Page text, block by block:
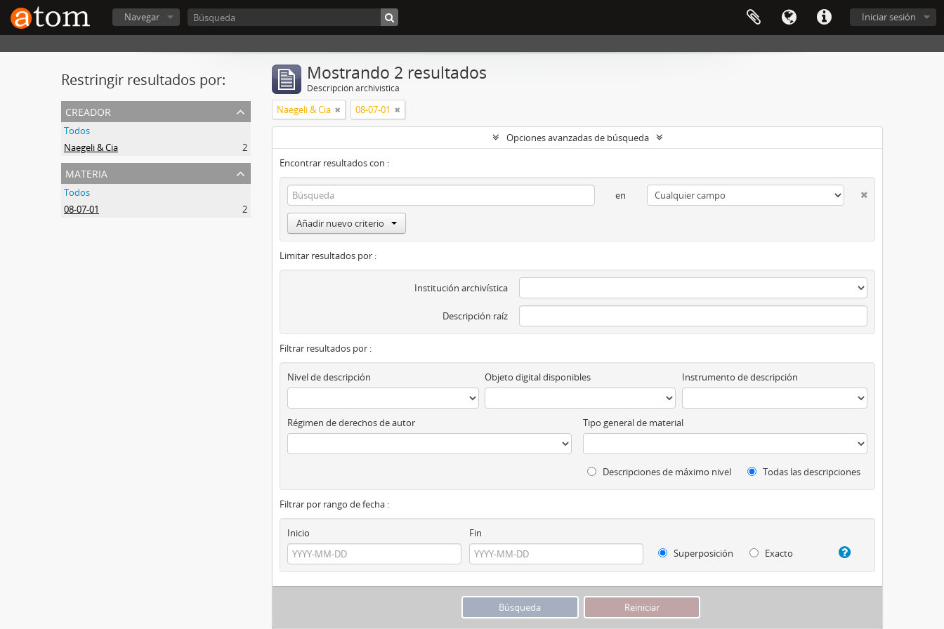
Iniciar sesión
Navegar
Restringir resultados por:
creador
Todos
Naegeli & Cia
2
materia
Todos
08-07-01
2
Mostrando 2 resultados
Descripción archivística
Naegeli & Cia 08-07-01
Opciones avanzadas de búsqueda
Encontrar resultados con :
en
Añadir nuevo criterio
Limitar resultados por :
Institución archivística
Descripción raíz
Filtrar resultados por :
Nivel de descripción Objeto digital disponibles Instrumento de descripción
Régimen de derechos de autor Tipo general de material
Descripciones de máximo nivel Todas las descripciones
Filtrar por rango de fecha :
Inicio
Fin
Superposición
Exacto